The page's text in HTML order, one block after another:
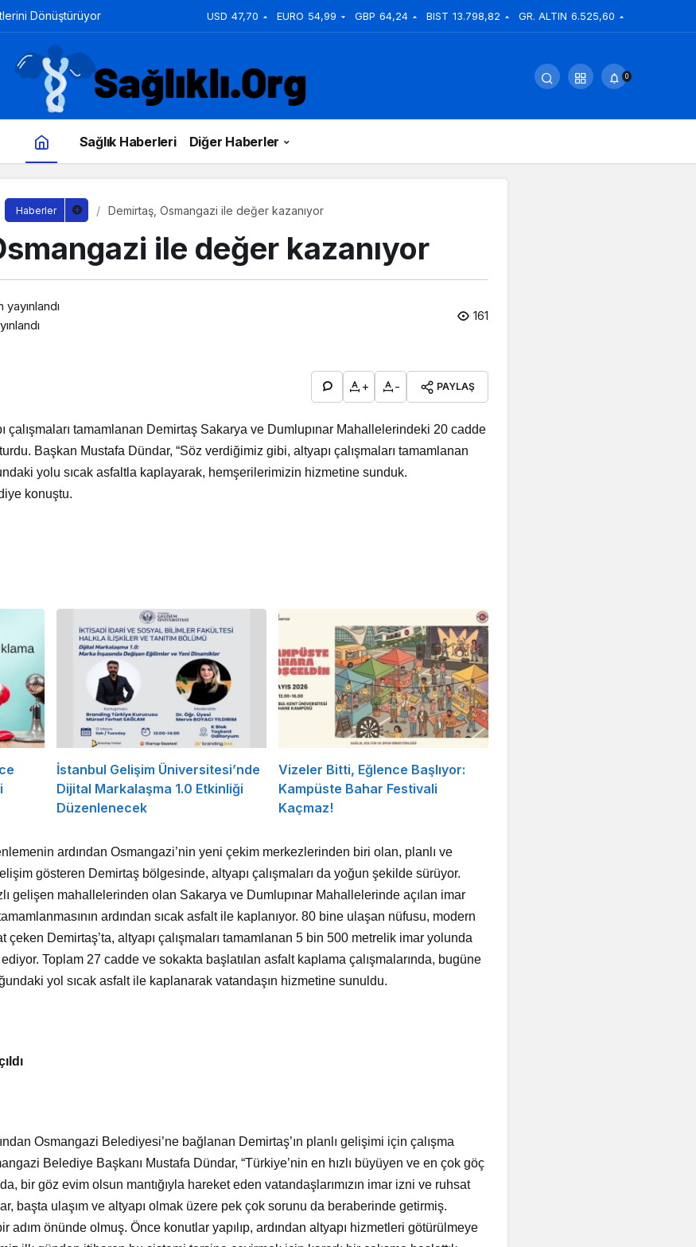
Dönüştürüyor USD 47,70 EURO 54,99 GBP 64,24 BIST 13.798,82 GR. ALTIN 6.525,60
0
Sağlık Haberleri Diğer Haberler
Haberler Demirtaş, Osmangazi ile değer kazanıyor
ile değer kazanıyor
yayınlandı
161
+ - PAYLAŞ
çalışmaları tamamlanan Demirtaş Sakarya ve Dumlupınar Mahallelerindeki 20 cadde
Başkan Mustafa Dündar, “Söz verdiğimiz gibi, altyapı çalışmaları tamamlanan
yolu sıcak asfaltla kaplayarak, hemşerilerimizin hizmetine sunduk.
diye konuştu.
İstanbul Gelişim Üniversitesi’nde
Dijital Markalaşma 1.0 Etkinliği
Düzenlenecek
Vizeler Bitti, Eğlence Başlıyor:
Kampüste Bahar Festivali
Kaçmaz!
ardından Osmangazi’nin yeni çekim merkezlerinden biri olan, planlı ve
gösteren Demirtaş bölgesinde, altyapı çalışmaları da yoğun şekilde sürüyor.
gelişen mahallelerinden olan Sakarya ve Dumlupınar Mahallelerinde açılan imar
ardından sıcak asfalt ile kaplanıyor. 80 bine ulaşan nüfusu, modern
çeken Demirtaş’ta, altyapı çalışmaları tamamlanan 5 bin 500 metrelik imar yolunda
Toplam 27 cadde ve sokakta başlatılan asfalt kaplama çalışmalarında, bugüne
yol sıcak asfalt ile kaplanarak vatandaşın hizmetine sunuldu.
Osmangazi Belediyesi’ne bağlanan Demirtaş’ın planlı gelişimi için çalışma
Belediye Başkanı Mustafa Dündar, “Türkiye’nin en hızlı büyüyen ve en çok göç
bir göz evim olsun mantığıyla hareket eden vatandaşlarımızın imar izni ve ruhsat
başta ulaşım ve altyapı olmak üzere pek çok sorunu da beraberinde getirmiş.
adım önünde olmuş. Önce konutlar yapılıp, ardından altyapı hizmetleri götürülmeye